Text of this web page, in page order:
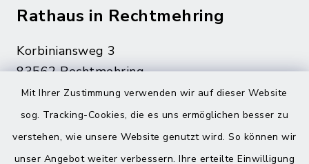
Mit Ihrer Zustimmung verwenden wir auf dieser Website
sog. Tracking-Cookies, die es uns ermöglichen besser zu
verstehen, wie unsere Website genutzt wird. So können wir
unser Angebot weiter verbessern. Ihre erteilte Einwilligung
Rathaus in Rechtmehring
Korbiniansweg 3
83562 Rechtmehring
08076 499
08076 8595
poststelle@vg-maitenbeth.de